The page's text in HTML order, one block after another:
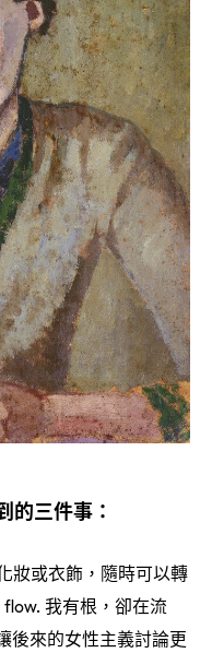
的三件事 ：
妝或衣飾 ， 隨時可以轉
我有根 ， 卻在流
後來的女性主義討論更